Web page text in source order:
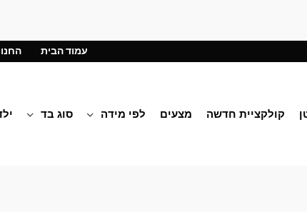
עמוד הבית
קולקציית חדשה מצעים לפי מידה סוג בד